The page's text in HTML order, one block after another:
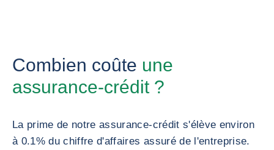
Combien coûte une
assurance-crédit ?
La prime de notre assurance-crédit s'élève environ
à 0.1% du chiffre d'affaires assuré de l'entreprise.